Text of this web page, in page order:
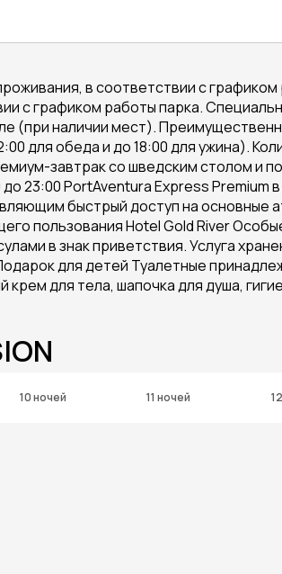
в соответствии с графиком
с графиком работы парка.
(при наличии мест).
для обеда и до 18:00 для ужина).
завтрак со шведским столом и
23:00 PortAventura Express Premium
быстрый доступ на основные
пользования Hotel Gold River
в знак приветствия. Услуга
для детей Туалетные
для тела, шапочка для душа,
10 ночей 11 ночей